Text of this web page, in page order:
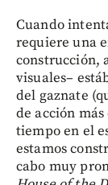
Cuando
requiere una
construcción,
visuales–
del gaznate
de acción
tiempo en el
estamos
cabo muy